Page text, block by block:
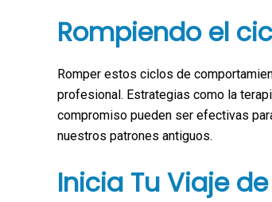
Rompiendo el
Romper estos ciclos de
profesional. Estrategias como la
compromiso pueden ser efectivas
nuestros patrones antiguos.
Inicia Tu Viaje